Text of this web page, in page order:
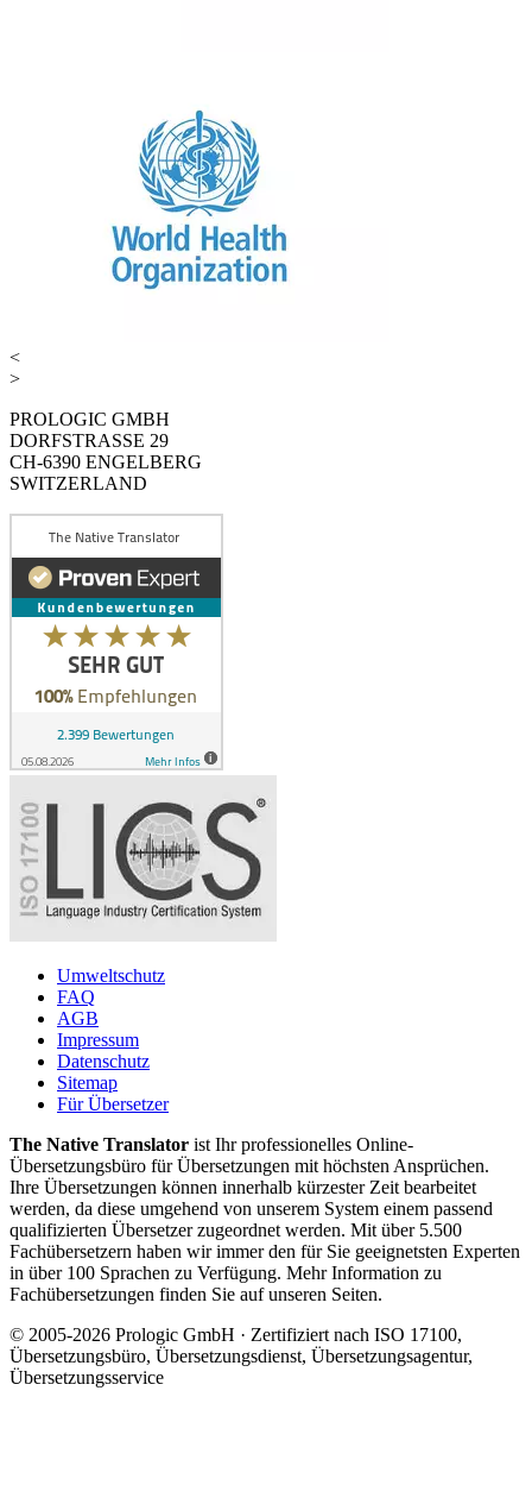
<
>
PROLOGIC GMBH
DORFSTRASSE 29
CH-6390 ENGELBERG
SWITZERLAND
Umweltschutz
FAQ
AGB
Impressum
Datenschutz
Sitemap
Für Übersetzer
The Native Translator ist Ihr professionelles Online-
Übersetzungsbüro für Übersetzungen mit höchsten Ansprüchen.
Ihre Übersetzungen können innerhalb kürzester Zeit bearbeitet
werden, da diese umgehend von unserem System einem passend
qualifizierten Übersetzer zugeordnet werden. Mit über 5.500
Fachübersetzern haben wir immer den für Sie geeignetsten Experten
in über 100 Sprachen zu Verfügung. Mehr Information zu
Fachübersetzungen finden Sie auf unseren Seiten.
© 2005-2026 Prologic GmbH · Zertifiziert nach ISO 17100,
Übersetzungsbüro, Übersetzungsdienst, Übersetzungsagentur,
Übersetzungsservice